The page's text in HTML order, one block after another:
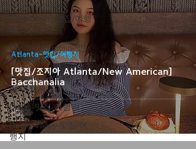
Crater Lake-맛집/여행
Crystal Mountain-맛
집/여행지
Cuyahoga Valley-맛
집/여행지
Dallas-맛집/여행지
Death Valley-맛집/여
행지
[맛집/조지아 Atlanta/New American]
Bacchanalia
Atlanta-맛집/여행지